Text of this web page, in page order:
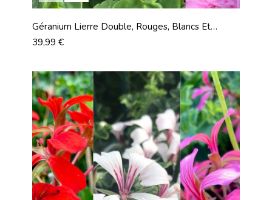
Géranium Lierre Double, Rouges, Blancs Et
Roses, Lot De 9...
Prix
39,99 €